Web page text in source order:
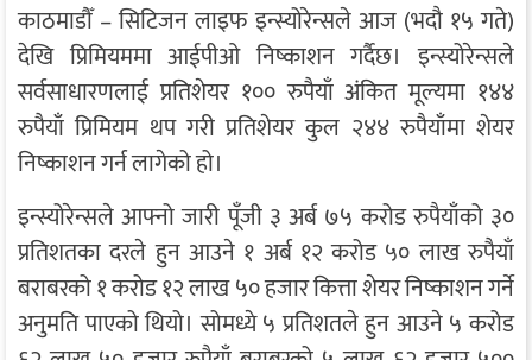
काठमाडौँ – सिटिजन लाइफ इन्स्योरेन्सले आज (भदौ १५ गते)
देखि प्रिमियममा आईपीओ निष्काशन गर्दैछ। इन्स्योरेन्सले
सर्वसाधारणलाई प्रतिशेयर १०० रुपैयाँ अंकित मूल्यमा १४४
रुपैयाँ प्रिमियम थप गरी प्रतिशेयर कुल २४४ रुपैयाँमा शेयर
निष्काशन गर्न लागेको हो।
इन्स्योरेन्सले आफ्नो जारी पूँजी ३ अर्ब ७५ करोड रुपैयाँको ३०
प्रतिशतका दरले हुन आउने १ अर्ब १२ करोड ५० लाख रुपैयाँ
बराबरको १ करोड १२ लाख ५० हजार कित्ता शेयर निष्काशन गर्ने
अनुमति पाएको थियो। सोमध्ये ५ प्रतिशतले हुन आउने ५ करोड